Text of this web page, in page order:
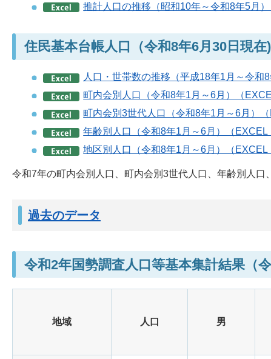
推計人口の推移（昭和10年～令和8年5月
住民基本台帳人口（令和8年6月30日現在)
人口・世帯数の推移（平成18年1月～令和
町内会別人口（令和8年1月～6月）（
町内会別3世代人口（令和8年1月～6月）（
年齢別人口（令和8年1月～6月）（EXCEL
地区別人口（令和8年1月～6月）（EXCEL
令和7年の町内会別人口、町内会別3世代人口、年齢別人口
過去のデータ
令和2年国勢調査人口等基本集計結果（
地域 人口 男